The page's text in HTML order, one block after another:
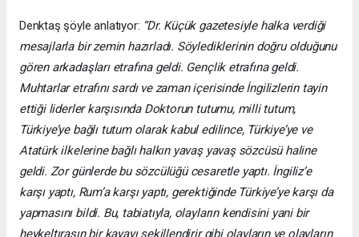
Denktaş şöyle anlatıyor: “Dr. Küçük gazetesiyle halka verdiği
mesajlarla bir zemin hazırladı. Söylediklerinin doğru olduğunu
gören arkadaşları etrafına geldi. Gençlik etrafına geldi.
Muhtarlar etrafını sardı ve zaman içerisinde İngilizlerin tayin
ettiği liderler karşısında Doktorun tutumu, milli tutum,
Türkiye’ye bağlı tutum olarak kabul edilince, Türkiye’ye ve
Atatürk ilkelerine bağlı halkın yavaş yavaş sözcüsü haline
geldi. Zor günlerde bu sözcülüğü cesaretle yaptı. İngiliz’e
karşı yaptı, Rum’a karşı yaptı, gerektiğinde Türkiye’ye karşı da
yapmasını bildi. Bu, tabiatıyla, olayların kendisini yani bir
heykeltıraşın bir kayayı şekillendirir gibi olayların ve olayların